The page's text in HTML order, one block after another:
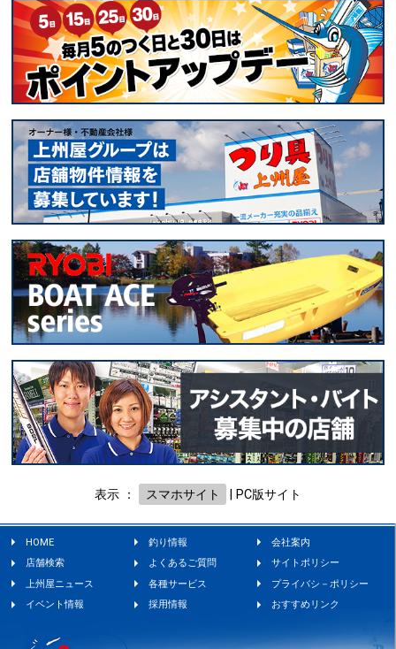
表示 ： スマホサイト PC版サイト
HOME 釣り情報
会社案内
店舗検索
よくあるご質問
サイトポリシー
上州屋ニュース
各種サービス
プライバシ－ポリシー
イベント情報
採用情報 おすすめリンク